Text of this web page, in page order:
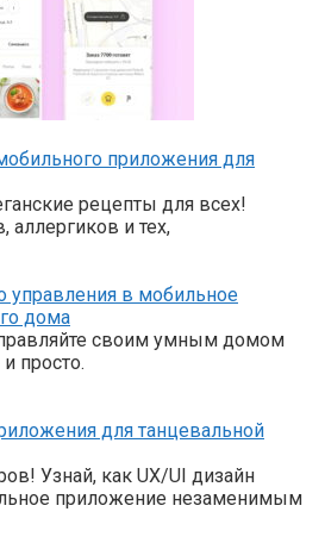
приложения для
рецепты для всех!
аллергиков и тех,
управления в мобильное
дома
своим умным домом
просто.
для танцевальной
Узнай, как UX/UI дизайн
приложение незаменимым